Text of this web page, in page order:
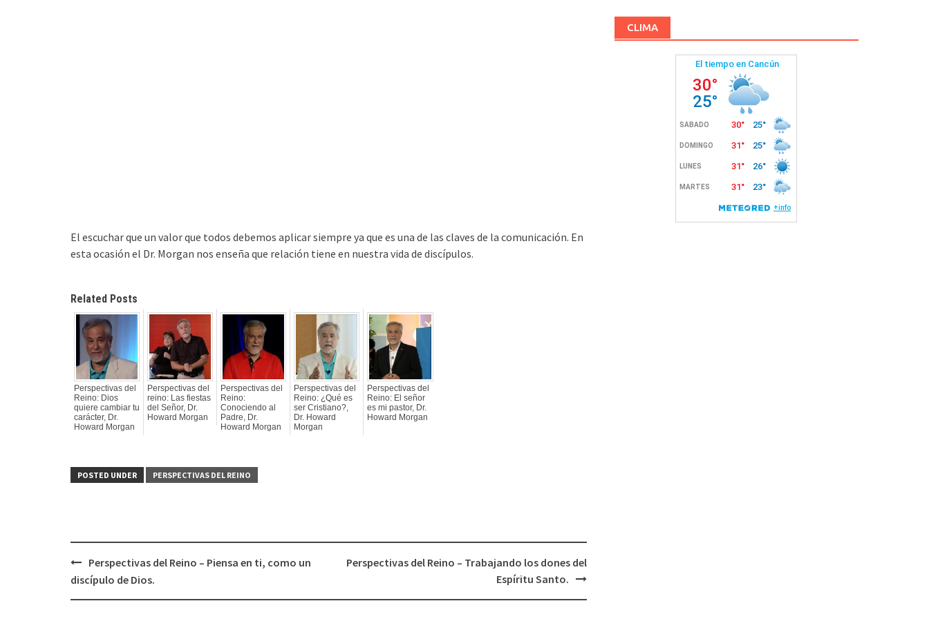
El escuchar que un valor que todos debemos aplicar siempre ya que es una de las claves de la comunicación. En
esta ocasión el Dr. Morgan nos enseña que relación tiene en nuestra vida de discípulos.
Related Posts
Perspectivas del
Reino: Dios
quiere cambiar tu
carácter, Dr.
Howard Morgan
Perspectivas del
reino: Las fiestas
del Señor, Dr.
Howard Morgan
Perspectivas del
Reino:
Conociendo al
Padre, Dr.
Howard Morgan
Perspectivas del
Reino: ¿Qué es
ser Cristiano?,
Dr. Howard
Morgan
Perspectivas del
Reino: El señor
es mi pastor, Dr.
Howard Morgan
POSTED UNDER PERSPECTIVAS DEL REINO
Post
navigation
Perspectivas del Reino – Piensa en ti, como un
discípulo de Dios.
Perspectivas del Reino – Trabajando los dones del
Espíritu Santo.
CLIMA